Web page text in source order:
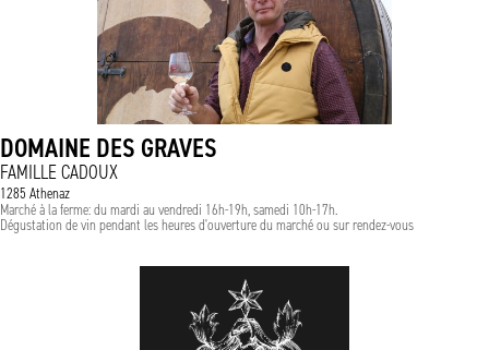
DOMAINE DES GRAVES
FAMILLE CADOUX
1285 Athenaz
Marché à la ferme: du mardi au vendredi 16h-19h, samedi 10h-17h.
Dégustation de vin pendant les heures d'ouverture du marché ou sur rendez-vous